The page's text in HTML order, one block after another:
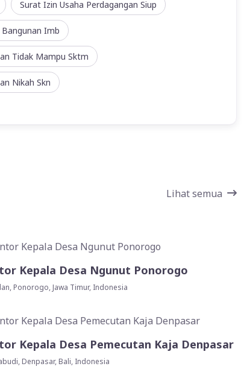
Surat Izin Usaha Perdagangan Siup
Imb
Tidak Mampu Sktm
Nikah Skn
Lihat semua
Kepala Desa Ngunut Ponorogo
Ponorogo, Jawa Timur, Indonesia
Kepala Desa Pemecutan Kaja Denpasar
Denpasar, Bali, Indonesia